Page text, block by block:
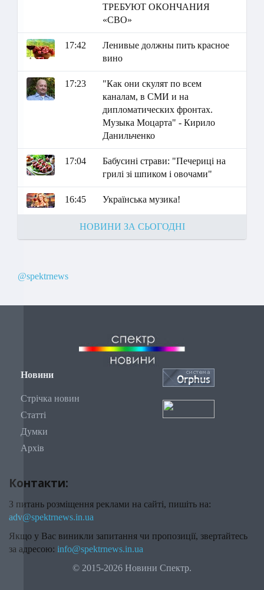
ТРЕБУЮТ ОКОНЧАНИЯ
«СВО»
17:42
Ленивые должны пить красное
вино
17:23
"Как они скулят по всем
каналам, в СМИ и на
дипломатических фронтах.
Музыка Моцарта" - Кирило
Данильченко
17:04
Бабусині страви: "Печериці на
грилі зі шпиком і овочами"
16:45 Українська музика!
НОВИНИ ЗА СЬОГОДНІ
@spektrnews
Новини
Стрічка новин
Статті
Думки
Архів
Контакти:
З питань розміщення реклами на сайті, пишіть на:
adv@spektrnews.in.ua
Якщо у Вас виникли запитання чи пропозиції, звертайтесь
за адресою: info@spektrnews.in.ua
© 2015-2026 Новини Спектр.